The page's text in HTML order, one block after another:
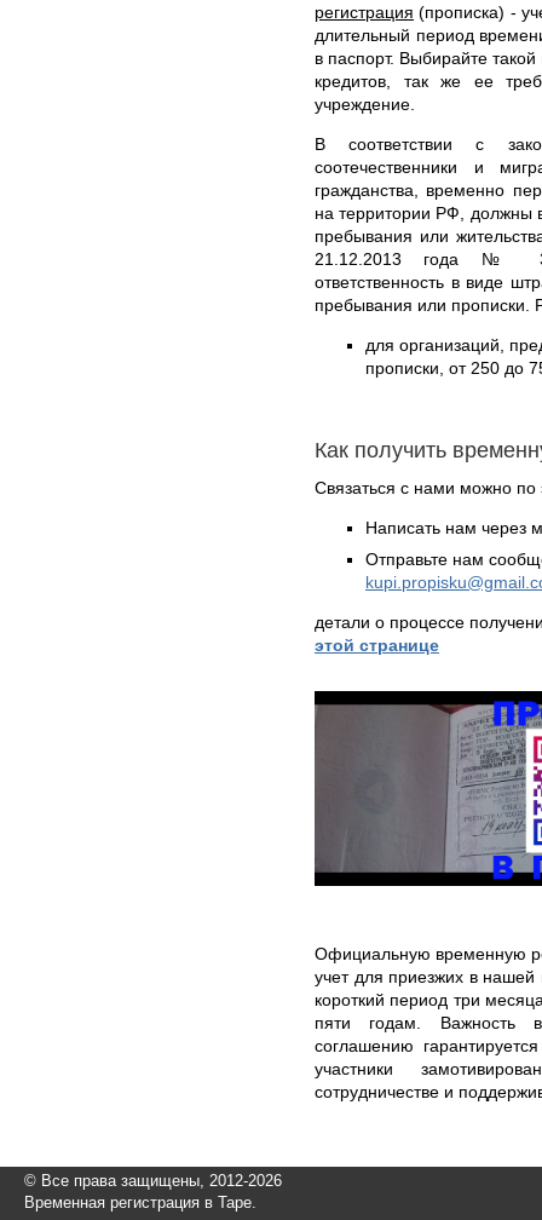
регистрация (прописка) -
длительный период
в паспорт. Выбирайте
кредитов, так же ее
учреждение.
В соответствии с
соотечественники и
гражданства, временно
на территории РФ, должны
пребывания или
21.12.2013 года №
ответственность в виде
пребывания или прописки.
для организаций,
прописки, от 250 до
Как получить
Связаться с нами можно по
Написать нам через
Отправьте нам
детали о процессе
этой странице
Официальную временную
учет для приезжих в
короткий период три
пяти годам. Важность
соглашению
участники
сотрудничестве и
© Все права защищены, 2012-2026
Временная регистрация в Таре.